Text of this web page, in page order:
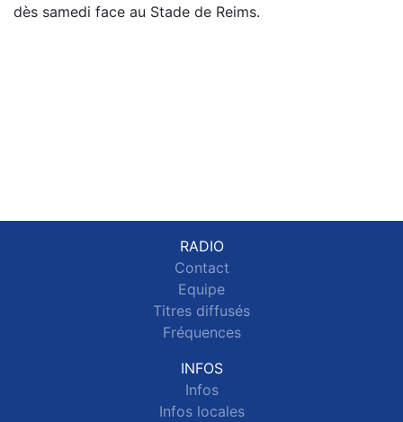
dès samedi face au Stade de Reims.
RADIO
Contact
Equipe
Titres diffusés
Fréquences
INFOS
Infos
Infos locales